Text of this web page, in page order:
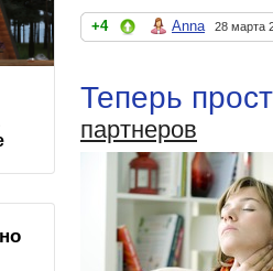
+4 Anna 28 марта
Теперь
партнеров